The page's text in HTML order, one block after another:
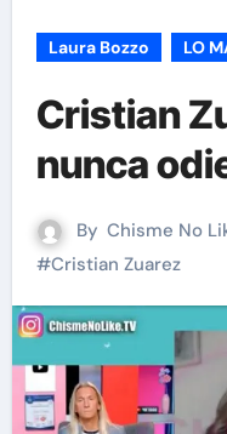
Laura Bozzo LO
Cristian
nunca
By Chisme No
#Cristian Zuarez